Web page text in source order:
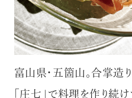
富山県・五箇山。合掌造
「庄七」で料理を作り続